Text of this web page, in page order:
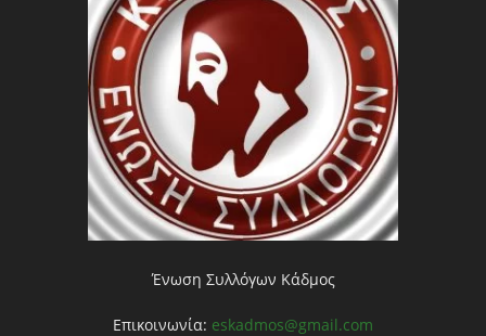
Ένωση Συλλόγων Κάδμος
Επικοινωνία: eskadmos@gmail.com